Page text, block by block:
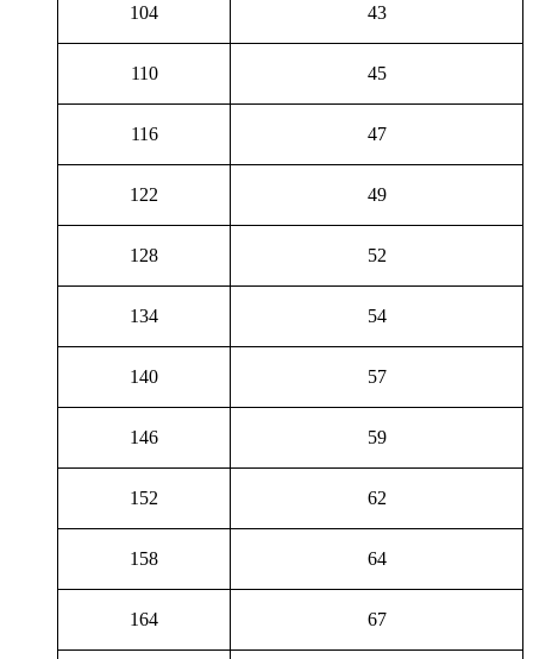
104 43
110 45
116 47
122 49
128 52
134 54
140 57
146 59
152 62
158 64
164 67